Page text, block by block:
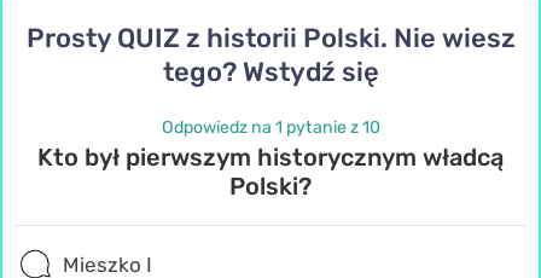
Prosty QUIZ z historii Polski. Nie wiesz
tego? Wstydź się
Odpowiedz na 1 pytanie z 10
Kto był pierwszym historycznym władcą
Polski?
Mieszko I